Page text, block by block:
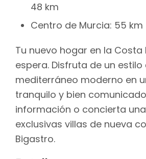
48 km
Centro de Murcia: 55 km
Tu nuevo hogar en la Costa
espera. Disfruta de un estilo
mediterráneo moderno en
tranquilo y bien
información o concierta
exclusivas villas de nueva
Bigastro.